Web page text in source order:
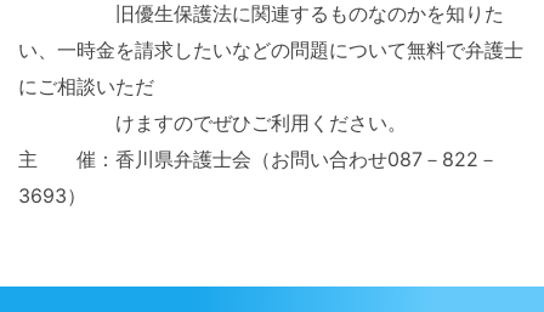
旧優生保護法に関連するものなのかを知りた
い、一時金を請求したいなどの問題について無料で弁護士
にご相談いただ
けますのでぜひご利用ください。
主 催：香川県弁護士会（お問い合わせ087－822－
3693）